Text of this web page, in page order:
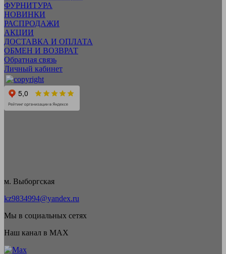
ФУРНИТУРА
НОВИНКИ
РАСПРОДАЖИ
АКЦИИ
ДОСТАВКА И ОПЛАТА
ОБМЕН И ВОЗВРАТ
Обратная связь
Личный кабинет
м. Выборгская
kz9834994@yandex.ru
Мы в социальных сетях
Наш канал в MAX